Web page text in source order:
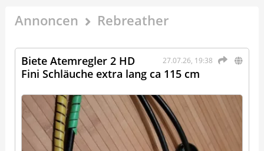
Annoncen Rebreather
27.07.26, 19:38
Biete Atemregler 2 HD
Fini Schläuche extra lang ca 115 cm